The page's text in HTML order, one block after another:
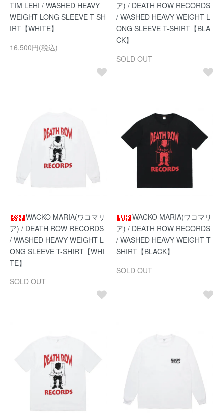
TIM LEHI / WASHED HEAVY
WEIGHT LONG SLEEVE T-SH
IRT【WHITE】
16,500円(税込)
ア) / DEATH ROW RECORDS
/ WASHED HEAVY WEIGHT L
ONG SLEEVE T-SHIRT【BLA
CK】
SOLD OUT
WACKO MARIA(ワコマリ
ア) / DEATH ROW RECORDS
/ WASHED HEAVY WEIGHT L
ONG SLEEVE T-SHIRT【WHI
TE】
SOLD OUT
WACKO MARIA(ワコマリ
ア) / DEATH ROW RECORDS
/ WASHED HEAVY WEIGHT T-
SHIRT【BLACK】
SOLD OUT